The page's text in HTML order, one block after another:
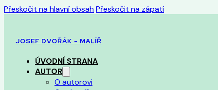
Přeskočit na hlavní obsahPřeskočit na zápatí
JOSEF DVOŘÁK - MALÍŘ
ÚVODNÍ STRANA
AUTOR
O autorovi